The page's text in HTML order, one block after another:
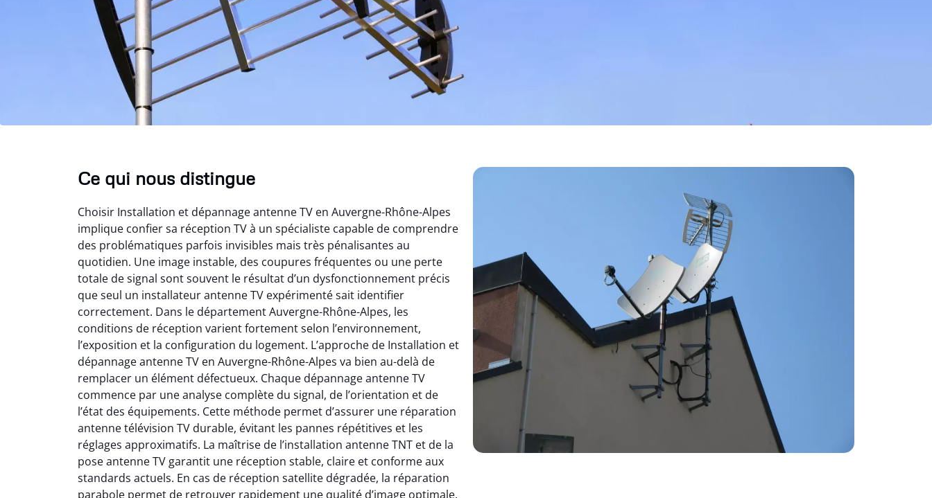
Ce qui nous distingue
Choisir Installation et dépannage antenne TV en Auvergne-Rhône-Alpes
implique confier sa réception TV à un spécialiste capable de comprendre
des problématiques parfois invisibles mais très pénalisantes au
quotidien. Une image instable, des coupures fréquentes ou une perte
totale de signal sont souvent le résultat d’un dysfonctionnement précis
que seul un installateur antenne TV expérimenté sait identifier
correctement. Dans le département Auvergne-Rhône-Alpes, les
conditions de réception varient fortement selon l’environnement,
l’exposition et la configuration du logement. L’approche de Installation et
dépannage antenne TV en Auvergne-Rhône-Alpes va bien au-delà de
remplacer un élément défectueux. Chaque dépannage antenne TV
commence par une analyse complète du signal, de l’orientation et de
l’état des équipements. Cette méthode permet d’assurer une réparation
antenne télévision TV durable, évitant les pannes répétitives et les
réglages approximatifs. La maîtrise de l’installation antenne TNT et de la
pose antenne TV garantit une réception stable, claire et conforme aux
standards actuels. En cas de réception satellite dégradée, la réparation
parabole permet de retrouver rapidement une qualité d’image optimale.